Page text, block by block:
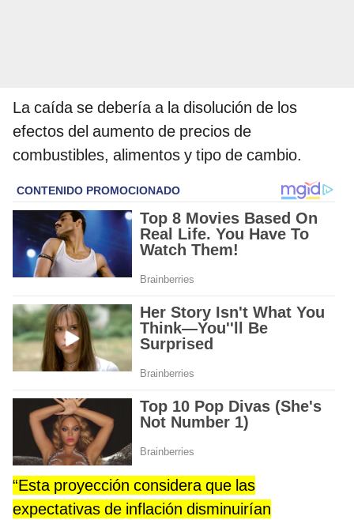
La caída se debería a la disolución de los
efectos del aumento de precios de
combustibles, alimentos y tipo de cambio.
“Esta proyección considera que las
expectativas de inflación disminuirían